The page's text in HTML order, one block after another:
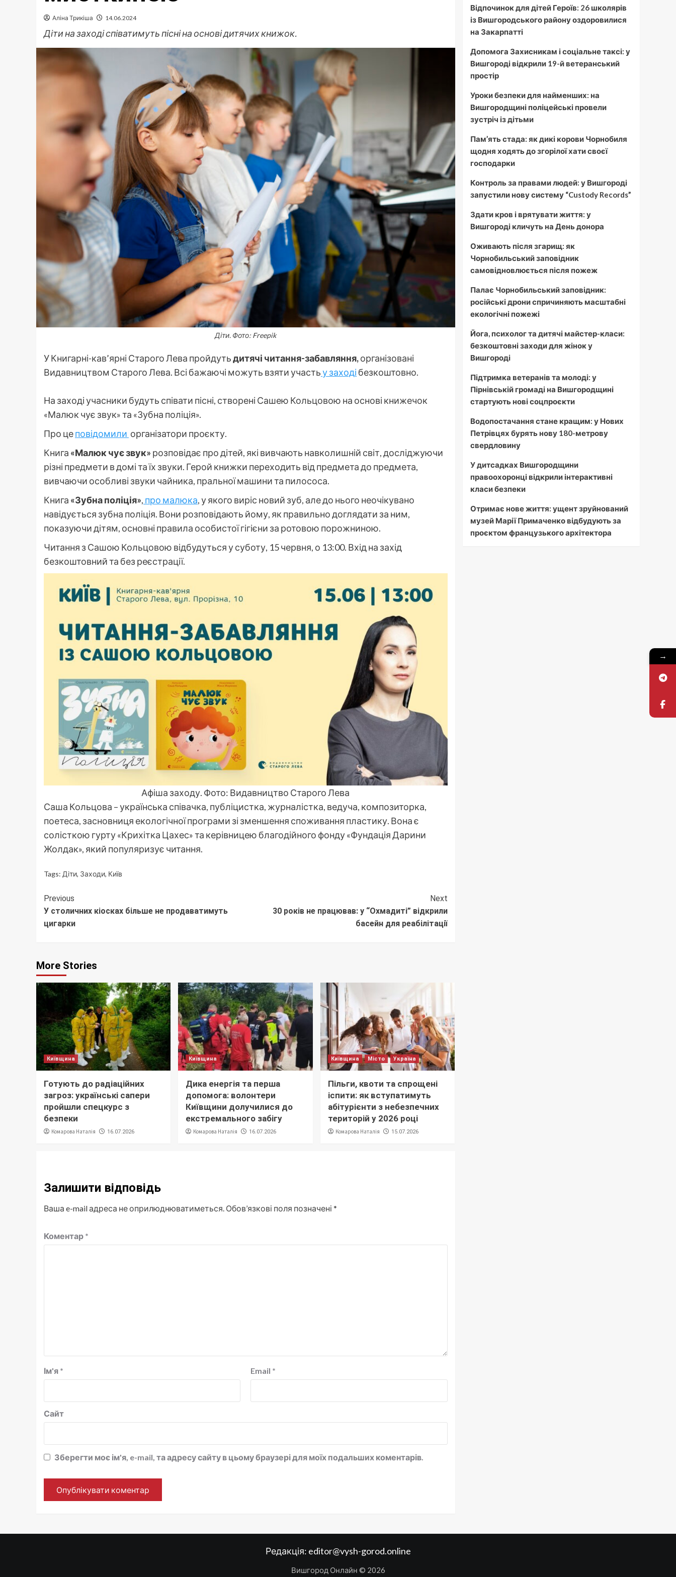
Аліна Трикіша 14.06.2024
Діти на заході співатимуть пісні на основі дитячих книжок.
Діти. Фото: Freepik
У Книгарні-кав’ярні Старого Лева пройдутьдитячі читання-забавляння,організовані
Видавництвом Старого Лева. Всі бажаючі можуть взяти участьу заходібезкоштовно.
На заході учасники будуть співати пісні, створені Сашею Кольцовою на основі книжечок
«Малюк чує звук» та «Зубна поліція».
Про цеповідомили організатори проєкту.
Книга «Малюк чує звук» розповідає про дітей, які вивчають навколишній світ, досліджуючи
різні предмети в домі та їх звуки. Герой книжки переходить від предмета до предмета,
вивчаючи особливі звуки чайника, пральної машини та пилососа.
Книга «Зубна поліція», про малюка, у якого виріс новий зуб, але до нього неочікувано
навідується зубна поліція. Вони розповідають йому, як правильно доглядати за ним,
показуючи дітям, основні правила особистої гігієни за ротовою порожниною.
Читання з Сашою Кольцовою відбудуться у суботу, 15 червня, о 13:00. Вхід на захід
безкоштовний та без реєстрації.
Афіша заходу. Фото: Видавництво Старого Лева
Саша Кольцова – українська співачка, публіцистка, журналістка, ведуча, композиторка,
поетеса, засновниця екологічної програми зі зменшення споживання пластику. Вона є
солісткою гурту «Крихітка Цахес» та керівницею благодійного фонду «Фундація Дарини
Жолдак», який популяризує читання.
Tags: Діти, Заходи, Київ
Continue
Reading
Previous
У столичних кіосках більше не продаватимуть
цигарки
Next
30 років не працював: у “Охмадиті” відкрили
басейн для реабілітації
More Stories
Київщина
Готують до радіаційних
загроз: українські сапери
пройшли спецкурс з
безпеки
Комарова Наталія 16.07.2026
Київщина
Дика енергія та перша
допомога: волонтери
Київщини долучилися до
екстремального забігу
Комарова Наталія 16.07.2026
Київщина Місто Україна
Пільги, квоти та спрощені
іспити: як вступатимуть
абітурієнти з небезпечних
територій у 2026 році
Комарова Наталія 15.07.2026
Залишити відповідь
Ваша e-mail адреса не оприлюднюватиметься. Обов’язкові поля позначені *
Коментар *
Ім'я * Email *
Сайт
Зберегти моє ім'я, e-mail, та адресу сайту в цьому браузері для моїх подальших коментарів.
Відпочинок для дітей Героїв: 26 школярів
із Вишгородського району оздоровилися
на Закарпатті
Допомога Захисникам і соціальне таксі: у
Вишгороді відкрили 19-й ветеранський
простір
Уроки безпеки для найменших: на
Вишгородщині поліцейські провели
зустріч із дітьми
Пам’ять стада: як дикі корови Чорнобиля
щодня ходять до згорілої хати своєї
господарки
Контроль за правами людей: у Вишгороді
запустили нову систему “Custody Records”
Здати кров і врятувати життя: у
Вишгороді кличуть на День донора
Оживають після згарищ: як
Чорнобильський заповідник
самовідновлюється після пожеж
Палає Чорнобильський заповідник:
російські дрони спричиняють масштабні
екологічні пожежі
Йога, психолог та дитячі майстер-класи:
безкоштовні заходи для жінок у
Вишгороді
Підтримка ветеранів та молоді: у
Пірнівській громаді на Вишгородщині
стартують нові соцпроєкти
Водопостачання стане кращим: у Нових
Петрівцях бурять нову 180-метрову
свердловину
У дитсадках Вишгородщини
правоохоронці відкрили інтерактивні
класи безпеки
Отримає нове життя: ущент зруйнований
музей Марії Примаченко відбудують за
проєктом французького архітектора
Редакція: editor@vysh-gorod.online
Вишгород Онлайн © 2026
→